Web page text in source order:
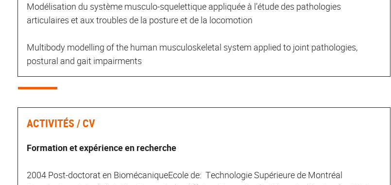
Modélisation du système musculo-squelettique appliquée à l’étude des pathologies
articulaires et aux troubles de la posture et de la locomotion
Multibody modelling of the human musculoskeletal system applied to joint pathologies,
postural and gait impairments
ACTIVITÉS / CV
Formation et expérience en recherche
2004 Post-doctorat en BiomécaniqueEcole de: Technologie Supérieure de Montréal